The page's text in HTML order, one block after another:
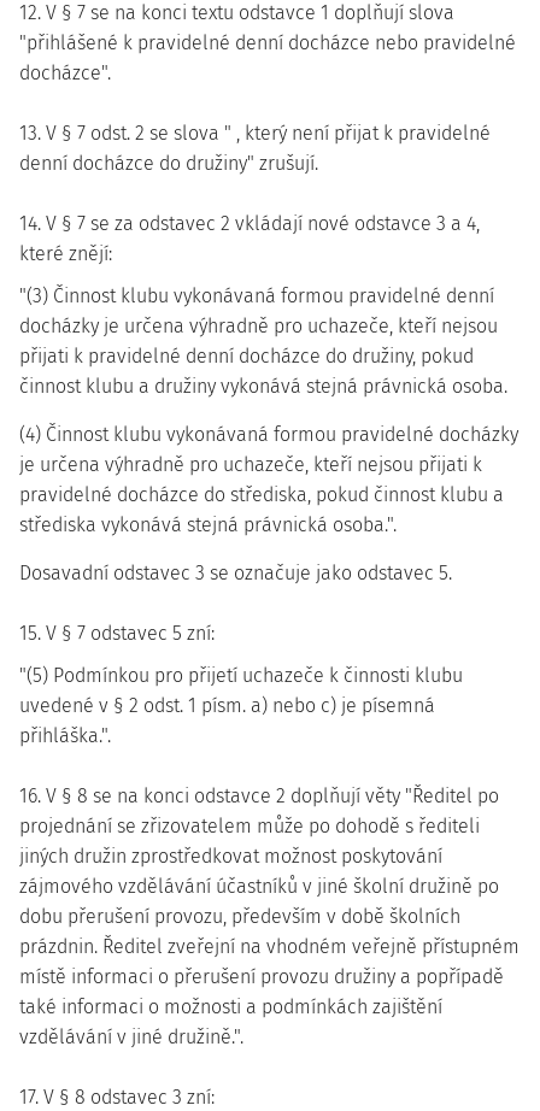
12. V § 7 se na konci textu odstavce 1 doplňují slova
"přihlášené k pravidelné denní docházce nebo pravidelné
docházce".
13. V § 7 odst. 2 se slova " , který není přijat k pravidelné
denní docházce do družiny" zrušují.
14. V § 7 se za odstavec 2 vkládají nové odstavce 3 a 4,
které znějí:
"(3) Činnost klubu vykonávaná formou pravidelné denní
docházky je určena výhradně pro uchazeče, kteří nejsou
přijati k pravidelné denní docházce do družiny, pokud
činnost klubu a družiny vykonává stejná právnická osoba.
(4) Činnost klubu vykonávaná formou pravidelné docházky
je určena výhradně pro uchazeče, kteří nejsou přijati k
pravidelné docházce do střediska, pokud činnost klubu a
střediska vykonává stejná právnická osoba.".
Dosavadní odstavec 3 se označuje jako odstavec 5.
15. V § 7 odstavec 5 zní:
"(5) Podmínkou pro přijetí uchazeče k činnosti klubu
uvedené v § 2 odst. 1 písm. a) nebo c) je písemná
přihláška.".
16. V § 8 se na konci odstavce 2 doplňují věty "Ředitel po
projednání se zřizovatelem může po dohodě s řediteli
jiných družin zprostředkovat možnost poskytování
zájmového vzdělávání účastníků v jiné školní družině po
dobu přerušení provozu, především v době školních
prázdnin. Ředitel zveřejní na vhodném veřejně přístupném
místě informaci o přerušení provozu družiny a popřípadě
také informaci o možnosti a podmínkách zajištění
vzdělávání v jiné družině.".
17. V § 8 odstavec 3 zní: